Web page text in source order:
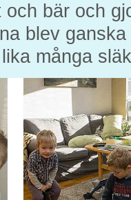
bär och
blev
många